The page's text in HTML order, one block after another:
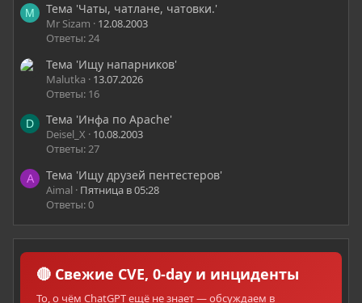
M Тема 'Чаты, чатлане, чатовки.'
Mr Sizam
12.08.2003
Ответы: 24
Тема 'Ищу напарников'
Malutka
13.07.2026
Ответы: 16
D Тема 'Инфа по Apache'
Deisel_X
10.08.2003
Ответы: 27
A Тема 'Ищу друзей пентестеров'
Aimal
Пятница в 05:28
Ответы: 0
🔴 Свежие CVE, 0-day и инциденты
То, о чём ChatGPT ещё не знает — обсуждаем в